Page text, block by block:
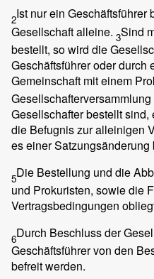
2Ist nur ein Geschäftsführer
Gesellschaft alleine. 3Sind
bestellt, so wird die
Geschäftsführer oder durch
Gemeinschaft mit einem
Gesellschafter bestellt
die Befugnis zur alleinigen
es einer Satzungsänderung
5Die Bestellung und die
und Prokuristen, sowie die
Vertragsbedingungen
6Durch Beschluss der
Geschäftsführer von den
befreit werden.